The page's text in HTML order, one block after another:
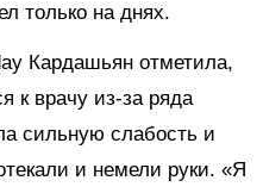
только на днях.
Кардашьян отметила,
к врачу из-за ряда
сильную слабость и
и немели руки. «Я